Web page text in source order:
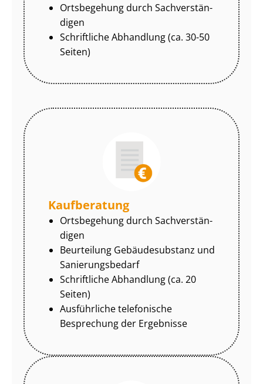
Ortsbegehung durch Sach­ver­stän­
di­gen
Schriftliche Abhandlung (ca. 30-50
Seiten)
Kaufberatung
Ortsbegehung durch Sach­ver­stän­
di­gen
Beurteilung Gebäudesubstanz und
Sa­nie­rungs­be­darf
Schriftliche Abhandlung (ca. 20
Seiten)
Ausführliche telefonische
Besprechung der Ergebnisse